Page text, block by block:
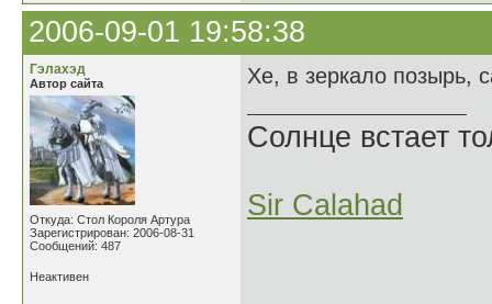
2006-09-01 19:58:38
Гэлахэд
Автор сайта
Откуда: Стол Короля Артура
Зарегистрирован: 2006-08-31
Сообщений: 487
Хе, в зеркало позырь,
Солнце встает
Sir Calahad
Неактивен